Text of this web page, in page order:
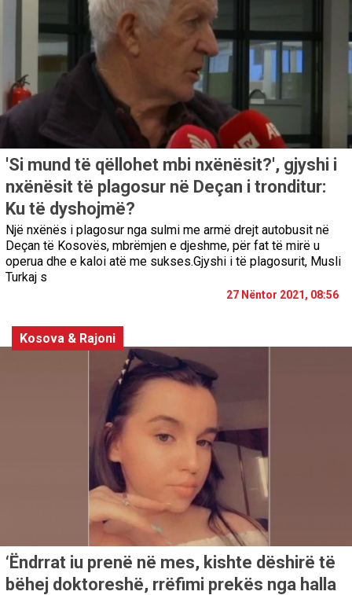
'Si mund të qëllohet mbi nxënësit?', gjyshi i
nxënësit të plagosur në Deçan i tronditur:
Ku të dyshojmë?
Një nxënës i plagosur nga sulmi me armë drejt autobusit në
Deçan të Kosovës, mbrëmjen e djeshme, për fat të mirë u
operua dhe e kaloi atë me sukses.Gjyshi i të plagosurit, Musli
Turkaj s
27 Nëntor 2021, 08:56
Kosova & Rajoni
‘Ëndrrat iu prenë në mes, kishte dëshirë të
bëhej doktoreshë, rrëfimi prekës nga halla